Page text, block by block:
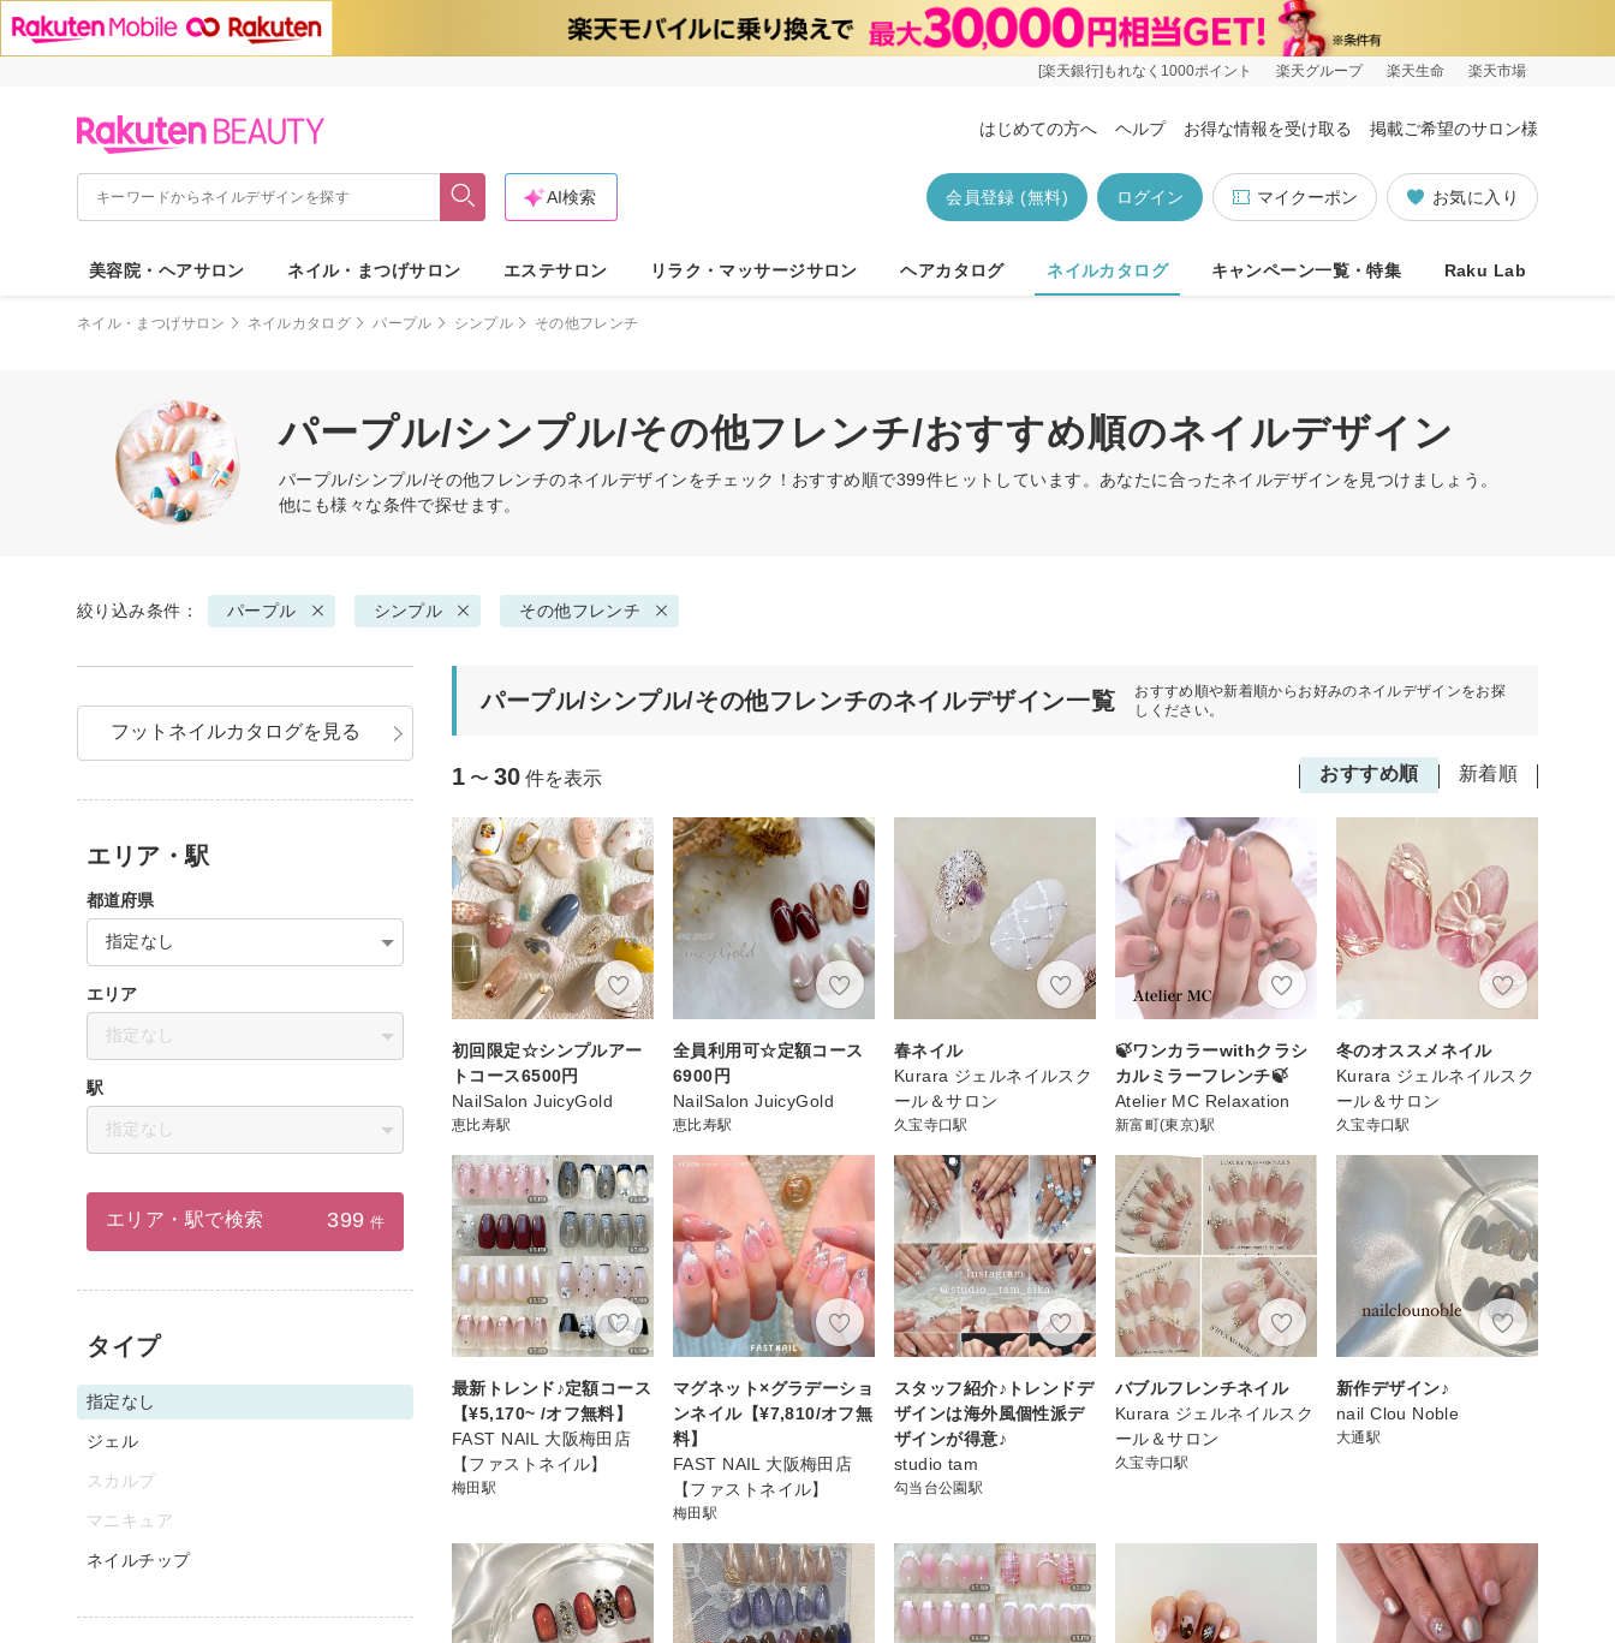
[楽天銀行]もれなく1000ポイント 楽天グループ 楽天生命 楽天市場
はじめての方へ ヘルプ お得な情報を受け取る 掲載ご希望のサロン様
お気に入り
マイクーポン
ログイン
会員登録 (無料)
AI検索
美容院・ヘアサロン ネイル・まつげサロン エステサロン リラク・マッサージサロン ヘアカタログ ネイルカタログ キャンペーン一覧・特集 Raku Lab
ネイル・まつげサロン ネイルカタログ パープル シンプル その他フレンチ
パープル/シンプル/その他フレンチ/おすすめ順のネイルデザイン
パープル/シンプル/その他フレンチのネイルデザインをチェック！おすすめ順で399件ヒットしています。あなたに合ったネイルデザインを見つけましょう。
他にも様々な条件で探せます。
絞り込み条件： パープル シンプル その他フレンチ
パープル/シンプル/その他フレンチのネイルデザイン一覧
おすすめ順や新着順からお好みのネイルデザインをお探
しください。
おすすめ順 新着順
1 〜 30 件を表示
初回限定☆シンプルアー
トコース6500円
NailSalon JuicyGold
恵比寿駅
全員利用可☆定額コース
6900円
NailSalon JuicyGold
恵比寿駅
春ネイル
Kurara ジェルネイルスク
ール＆サロン
久宝寺口駅
🍃ワンカラーwithクラシ
カルミラーフレンチ🍃
Atelier MC Relaxation
新富町(東京)駅
冬のオススメネイル
Kurara ジェルネイルスク
ール＆サロン
久宝寺口駅
最新トレンド♪定額コース
【¥5,170~ /オフ無料】
FAST NAIL 大阪梅田店
【ファストネイル】
梅田駅
マグネット×グラデーショ
ンネイル【¥7,810/オフ無
料】
FAST NAIL 大阪梅田店
【ファストネイル】
梅田駅
スタッフ紹介♪トレンドデ
ザインは海外風個性派デ
ザインが得意♪
studio tam
勾当台公園駅
バブルフレンチネイル
Kurara ジェルネイルスク
ール＆サロン
久宝寺口駅
新作デザイン♪
nail Clou Noble
大通駅
フットネイルカタログを見る
エリア・駅
都道府県
指定なし
エリア
指定なし
駅
指定なし
エリア・駅で検索 399 件
タイプ
指定なし
ジェル
スカルプ
マニキュア
ネイルチップ